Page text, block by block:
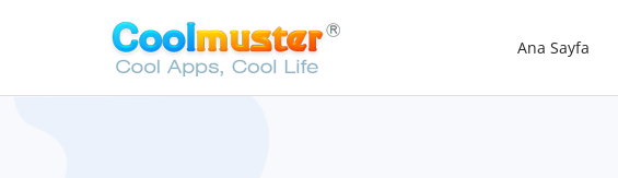
Ana Sayfa